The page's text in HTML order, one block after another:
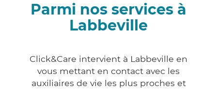
Parmi nos services à
Labbeville
Click&Care intervient à Labbeville en
vous mettant en contact avec les
auxiliaires de vie les plus proches et